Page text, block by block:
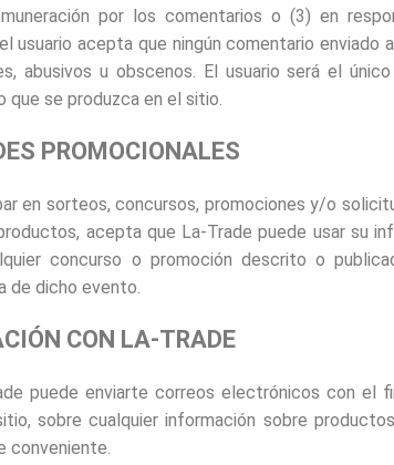
por los comentarios o (3) en
usuario acepta que ningún comentario
abusivos u obscenos. El usuario será el
que se produzca en el sitio.
PROMOCIONALES
en sorteos, concursos, promociones y/o
acepta que La-Trade puede usar su
concurso o promoción descrito o
de dicho evento.
CON LA-TRADE
puede enviarte correos electrónicos con el
sobre cualquier información sobre
conveniente.